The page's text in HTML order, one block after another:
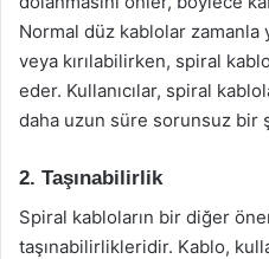
Normal düz kablolar zamanla
veya kırılabilirken, spiral
eder. Kullanıcılar, spiral
daha uzun süre sorunsuz bir
2. Taşınabilirlik
Spiral kabloların bir diğer
taşınabilirlikleridir. Kablo,